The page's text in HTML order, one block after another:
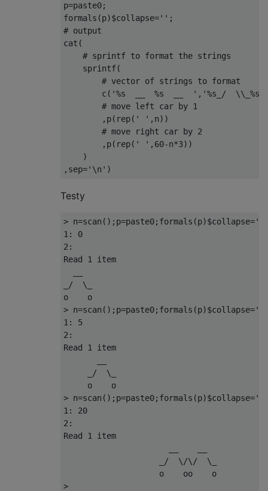
p=paste0;
formals (p)$collapse='' ;
# output
cat (
# sprintf to format the strings
    sprintf
(
# vector of strings to format
        c
( '%s  __  %s  __  ' , '%s_/
# move left car by 1
, p( rep( ' ' , n))
# move right car by 2
, p( rep( ' ' , 60-n*3))
)
, sep='\n' )
Testy
> n=scan (); p=paste0; formals (p)$collapse=''
1 :
0
2 :
Read 1
item
/
\_
> n=scan (); p=paste0; formals (p)$collapse=''
1 :
5
2 :
Read 1
item
/
\_
> n=scan (); p=paste0; formals (p)$collapse=''
1 :
20
2 :
Read 1
item
/
  \
/\ /
  \_
>